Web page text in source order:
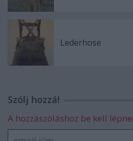
Lederhose
Szólj hozzá!
A hozzászóláshoz be kell